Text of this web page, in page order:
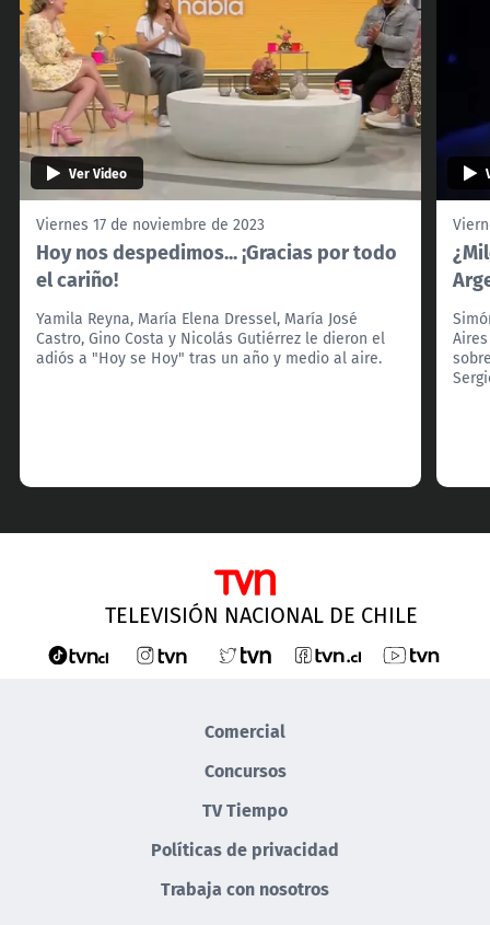
Ver Video
Viernes 17 de noviembre de 2023
Hoy nos despedimos... ¡Gracias por todo
el cariño!
Yamila Reyna, María Elena Dressel, María José
Castro, Gino Costa y Nicolás Gutiérrez le dieron el
adiós a "Hoy se Hoy" tras un año y medio al aire.
TELEVISIÓN NACIONAL DE CHILE
Comercial
Concursos
TV Tiempo
Políticas de privacidad
Trabaja con nosotros